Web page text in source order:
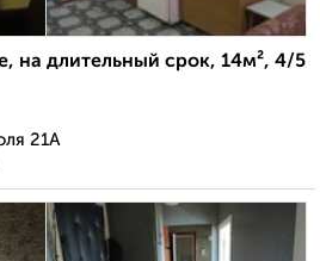
на длительный срок, 14м², 4/5
21А